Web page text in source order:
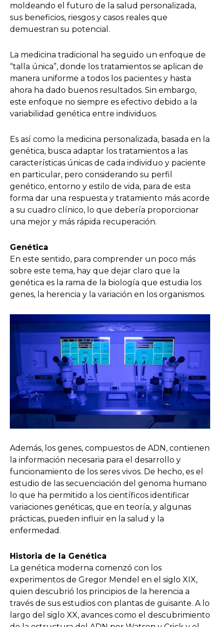
moldeando el futuro de la salud personalizada,
sus beneficios, riesgos y casos reales que
demuestran su potencial.
La medicina tradicional ha seguido un enfoque de
“talla única”, donde los tratamientos se aplican de
manera uniforme a todos los pacientes y hasta
ahora ha dado buenos resultados. Sin embargo,
este enfoque no siempre es efectivo debido a la
variabilidad genética entre individuos.
Es así como la medicina personalizada, basada en la
genética, busca adaptar los tratamientos a las
características únicas de cada individuo y paciente
en particular, pero considerando su perfil
genético, entorno y estilo de vida, para de esta
forma dar una respuesta y tratamiento más acorde
a su cuadro clínico, lo que debería proporcionar
una mejor y más rápida recuperación.
Genética
En este sentido, para comprender un poco más
sobre este tema, hay que dejar claro que la
genética es la rama de la biología que estudia los
genes, la herencia y la variación en los organismos.
Además, los genes, compuestos de ADN, contienen
la información necesaria para el desarrollo y
funcionamiento de los seres vivos. De hecho, es el
estudio de las secuenciación del genoma humano
lo que ha permitido a los científicos identificar
variaciones genéticas, que en teoría, y algunas
prácticas, pueden influir en la salud y la
enfermedad.
Historia de la Genética
La genética moderna comenzó con los
experimentos de Gregor Mendel en el siglo XIX,
quien descubrió los principios de la herencia a
través de sus estudios con plantas de guisante. A lo
largo del siglo XX, avances como el descubrimiento